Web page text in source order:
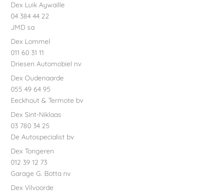
Dex Luik Aywaille
04 384 44 22
JMD sa
Dex Lommel
011 60 31 11
Driesen Automobiel nv
Dex Oudenaarde
055 49 64 95
Eeckhout & Termote bv
Dex Sint-Niklaas
03 780 34 25
De Autospecialist bv
Dex Tongeren
012 39 12 73
Garage G. Botta nv
Dex Vilvoorde